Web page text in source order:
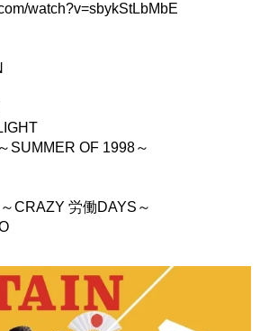
watch?v=sbykStLbMbE
SUMMER OF 1998～
CRAZY 労働DAYS～